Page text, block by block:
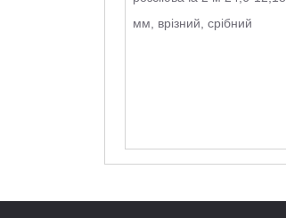
мм, врізний, срібний